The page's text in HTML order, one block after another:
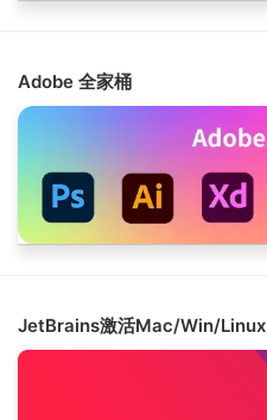
Adobe 全家桶
JetBrains激活Mac/Win/Linux